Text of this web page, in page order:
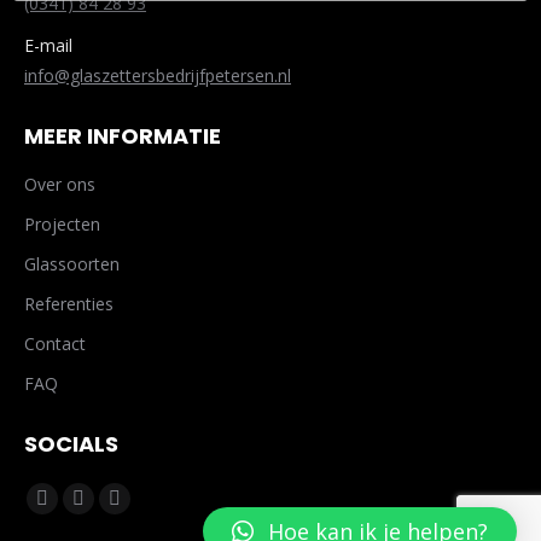
E-mail
info@glaszettersbedrijfpetersen.nl
MEER INFORMATIE
Over ons
Projecten
Glassoorten
Referenties
Contact
FAQ
SOCIALS
Vind ons op:
Hoe kan ik je helpen?